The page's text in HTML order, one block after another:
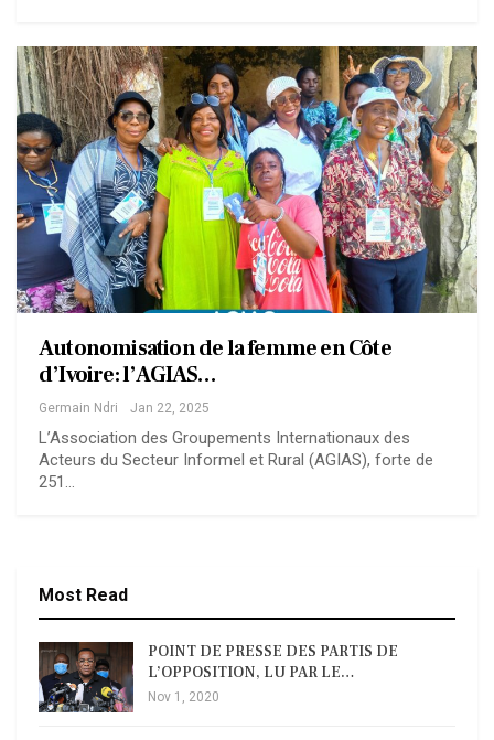
Autonomisation de la femme en Côte
d’Ivoire: l’AGIAS…
Germain Ndri Jan 22, 2025
L’Association des Groupements Internationaux des
Acteurs du Secteur Informel et Rural (AGIAS), forte de
251…
Most Read
POINT DE PRESSE DES PARTIS DE
L’OPPOSITION, LU PAR LE…
Nov 1, 2020